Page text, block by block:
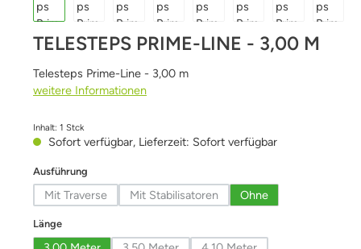
TELESTEPS PRIME-LINE - 3,00 M
Telesteps Prime-Line - 3,00 m
weitere Informationen
Inhalt: 1 Stck
Sofort verfügbar, Lieferzeit: Sofort verfügbar
Ausführung
Mit Traverse(Diese Option ist zurzeit nicht verfügbar.)
Mit Stabilisatoren(Diese Option ist zurzeit nicht verfügbar.)
Ohne
Längeauswählen